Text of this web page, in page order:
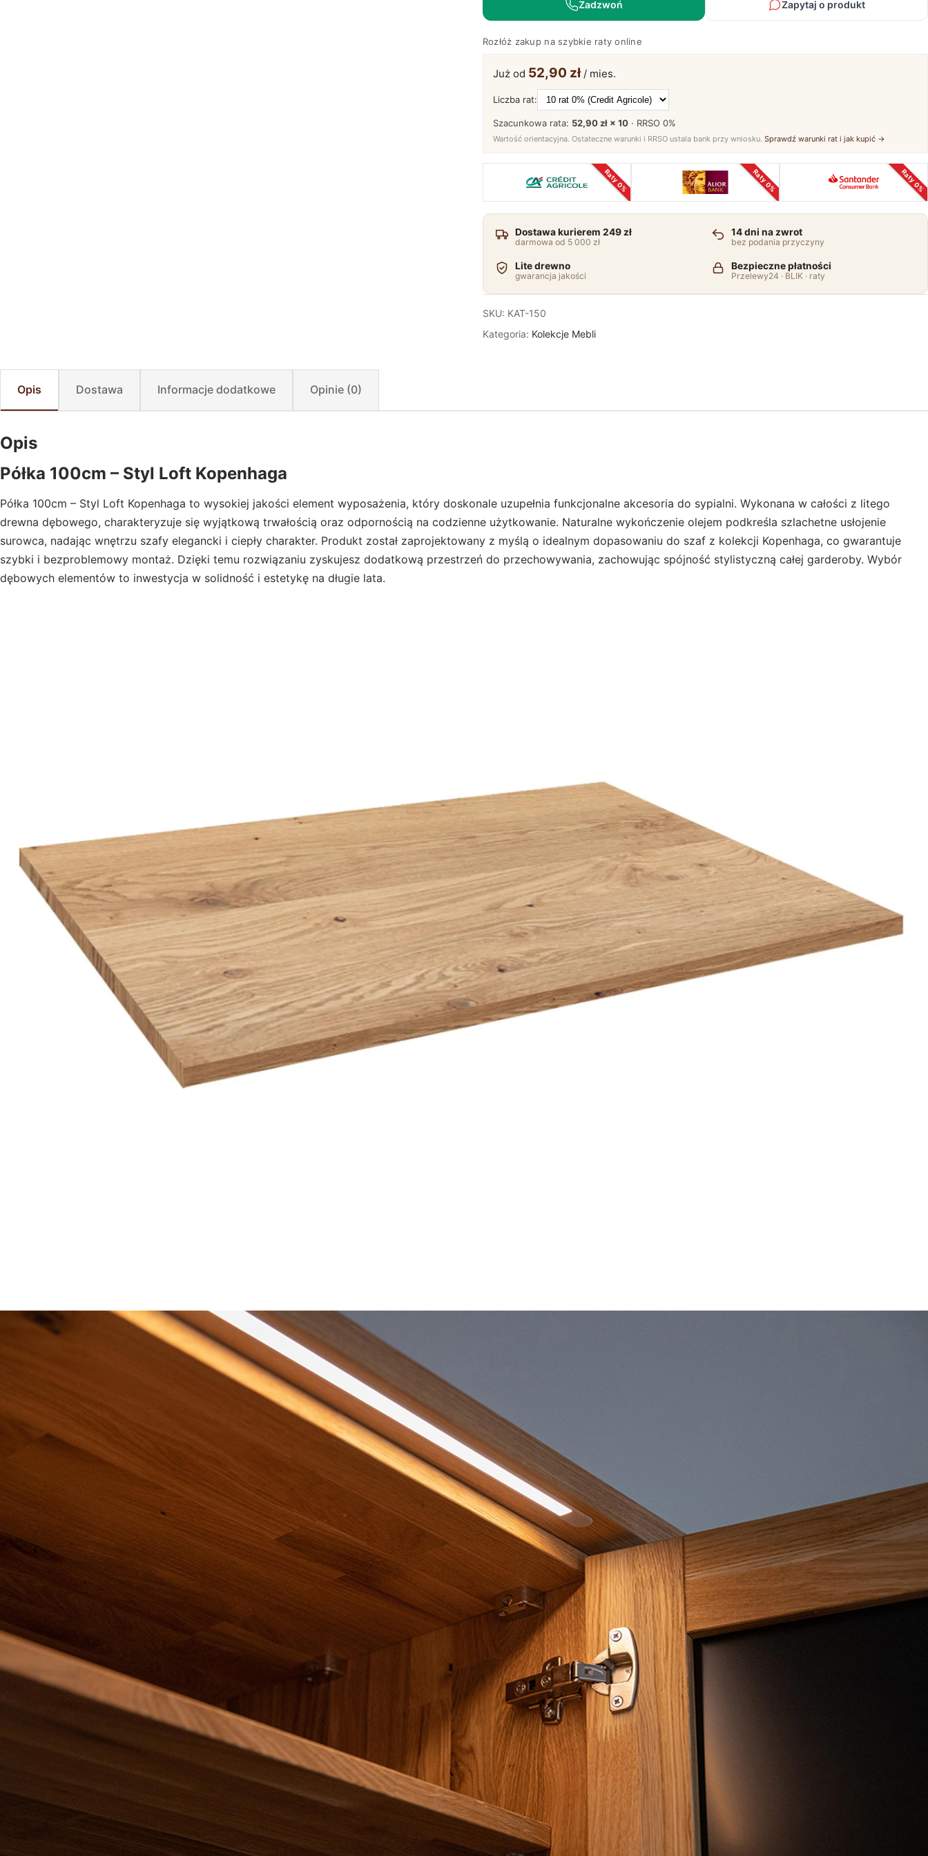
Loft
Zadzwoń Zapytaj o produkt
Rozłóż zakup na szybkie raty online
Już od 52,90 zł/ mies.
Liczba rat:
Szacunkowa rata: 52,90 zł × 10· RRSO 0%
Wartość orientacyjna. Ostateczne warunki i RRSO ustala bank przy wniosku. Sprawdź warunki rat i jak kupić →
Raty 0% Raty 0% Raty 0%
Dostawa kurierem 249 zł
darmowa od 5 000 zł
14 dni na zwrot
bez podania przyczyny
Lite drewno
gwarancja jakości
Bezpieczne płatności
Przelewy24 · BLIK · raty
SKU: KAT-150
Kategoria: Kolekcje Mebli
Opis Dostawa Informacje dodatkowe Opinie (0)
Opis
Półka 100cm – Styl Loft Kopenhaga
Półka 100cm – Styl Loft Kopenhaga to wysokiej jakości element wyposażenia, który doskonale uzupełnia funkcjonalne akcesoria do sypialni. Wykonana w całości z litego
drewna dębowego, charakteryzuje się wyjątkową trwałością oraz odpornością na codzienne użytkowanie. Naturalne wykończenie olejem podkreśla szlachetne usłojenie
surowca, nadając wnętrzu szafy elegancki i ciepły charakter. Produkt został zaprojektowany z myślą o idealnym dopasowaniu do szaf z kolekcji Kopenhaga, co gwarantuje
szybki i bezproblemowy montaż. Dzięki temu rozwiązaniu zyskujesz dodatkową przestrzeń do przechowywania, zachowując spójność stylistyczną całej garderoby. Wybór
dębowych elementów to inwestycja w solidność i estetykę na długie lata.